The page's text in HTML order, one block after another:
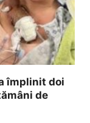
împlinit doi
de